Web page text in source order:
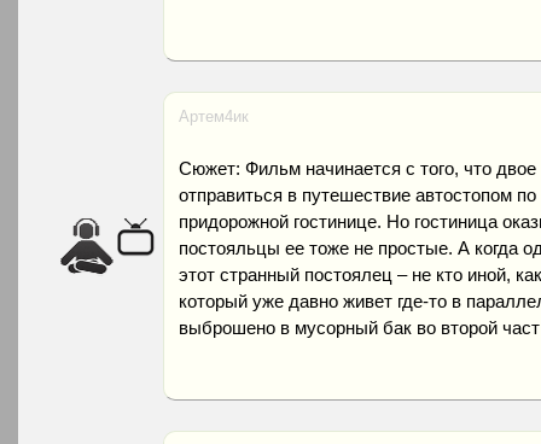
Артем4ик
Сюжет: Фильм начинается с того, что
отправиться в путешествие автостопом
придорожной гостинице. Но гостиница
постояльцы ее тоже не простые. А когда
этот странный постоялец – не кто иной,
который уже давно живет где-то в
выброшено в мусорный бак во второй